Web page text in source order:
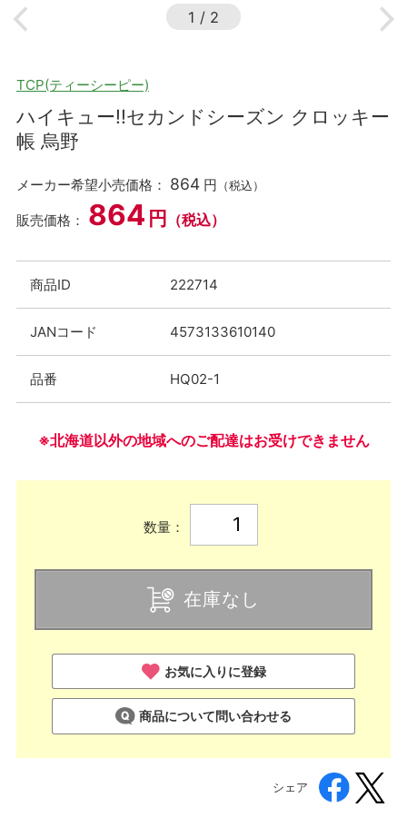
1 / 2
TCP(ティーシーピー)
ハイキュー!!セカンドシーズン クロッキー
帳 烏野
メーカー希望小売価格： 864 円 （税込）
販売価格： 864 円 （税込）
商品ID 222714
JANコード 4573133610140
品番 HQ02-1
※北海道以外の地域へのご配達はお受けできません
数量：
在庫なし
お気に入りに登録
商品について問い合わせる
シェア